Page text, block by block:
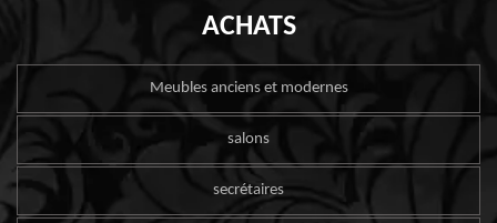
ACHATS
Meubles anciens et modernes
salons
secrétaires